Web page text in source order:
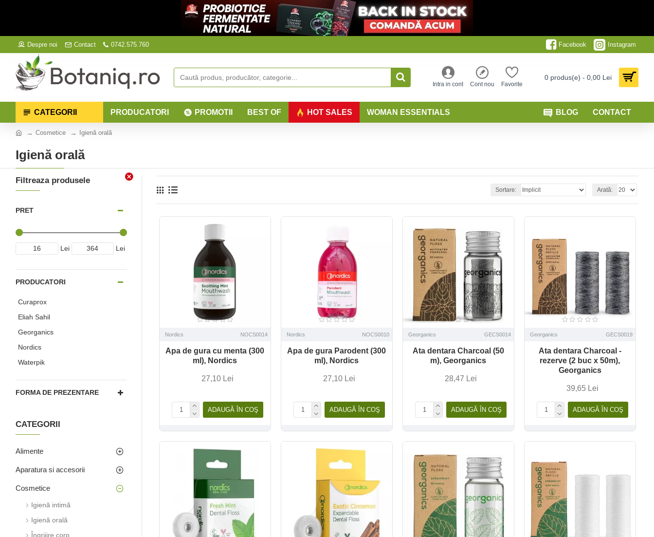
Despre noi Contact 0742.575.760 Facebook Instagram
Intra in cont Cont nou Favorite
0 produs(e) - 0,00 Lei
CATEGORII PRODUCATORI PROMOTII BEST OF HOT SALES WOMAN ESSENTIALS BLOG CONTACT
Cosmetice Igienă orală
Igienă orală
Filtreaza produsele
PRET
Lei Lei
PRODUCATORI
Curaprox
Eliah Sahil
Georganics
Nordics
Waterpik
FORMA DE PREZENTARE
CATEGORII
Alimente
Aparatura si accesorii
Cosmetice
Igienă intimă
Igienă orală
Îngrijire corp
Sortare: Arată:
Nordics NOCS0014
Apa de gura cu menta (300
ml), Nordics
27,10 Lei
ADAUGĂ ÎN COŞ
Nordics NOCS0010
Apa de gura Parodent (300
ml), Nordics
27,10 Lei
ADAUGĂ ÎN COŞ
Georganics GECS0014
Ata dentara Charcoal (50
m), Georganics
28,47 Lei
ADAUGĂ ÎN COŞ
Georganics GECS0019
Ata dentara Charcoal -
rezerve (2 buc x 50m),
Georganics
39,65 Lei
ADAUGĂ ÎN COŞ